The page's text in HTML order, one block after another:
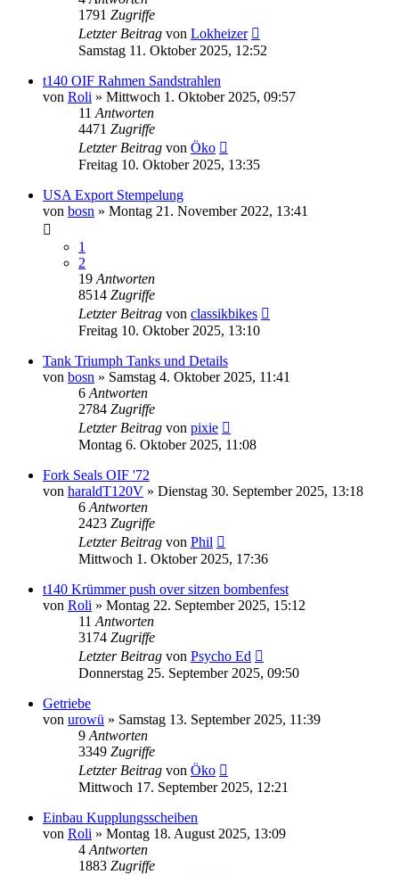
1791 Zugriffe
Letzter Beitrag von Lokheizer
Samstag 11. Oktober 2025, 12:52
t140 OIF Rahmen Sandstrahlen
von Roli » Mittwoch 1. Oktober 2025, 09:57
11 Antworten
4471 Zugriffe
Letzter Beitrag von Öko
Freitag 10. Oktober 2025, 13:35
USA Export Stempelung
von bosn » Montag 21. November 2022, 13:41
1
2
19 Antworten
8514 Zugriffe
Letzter Beitrag von classikbikes
Freitag 10. Oktober 2025, 13:10
Tank Triumph Tanks und Details
von bosn » Samstag 4. Oktober 2025, 11:41
6 Antworten
2784 Zugriffe
Letzter Beitrag von pixie
Montag 6. Oktober 2025, 11:08
Fork Seals OIF '72
von haraldT120V » Dienstag 30. September 2025, 13:18
6 Antworten
2423 Zugriffe
Letzter Beitrag von Phil
Mittwoch 1. Oktober 2025, 17:36
t140 Krümmer push over sitzen bombenfest
von Roli » Montag 22. September 2025, 15:12
11 Antworten
3174 Zugriffe
Letzter Beitrag von Psycho Ed
Donnerstag 25. September 2025, 09:50
Getriebe
von urowü » Samstag 13. September 2025, 11:39
9 Antworten
3349 Zugriffe
Letzter Beitrag von Öko
Mittwoch 17. September 2025, 12:21
Einbau Kupplungsscheiben
von Roli » Montag 18. August 2025, 13:09
4 Antworten
1883 Zugriffe